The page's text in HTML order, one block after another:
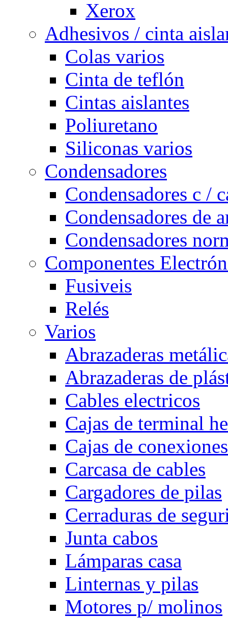
Xerox
Adhesivos / cinta
Colas varios
Cinta de teflón
Cintas aislantes
Poliuretano
Siliconas varios
Condensadores
Condensadores c /
Condensadores de
Condensadores
Componentes
Fusiveis
Relés
Varios
Abrazaderas
Abrazaderas de
Cables electricos
Cajas de terminal
Cajas de
Carcasa de cables
Cargadores de pilas
Cerraduras de
Junta cabos
Lámparas casa
Linternas y pilas
Motores p/ molinos